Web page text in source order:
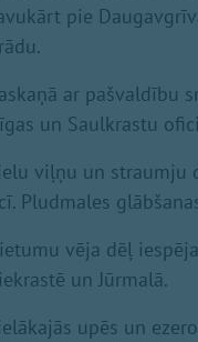
pie
ar pašvaldību
un Saulkrastu
viļņu un straumju
Pludmales
vēja dēļ
un Jūrmalā.
upēs un